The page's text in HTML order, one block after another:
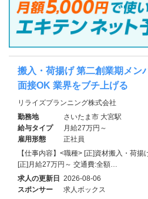
搬入・荷揚げ 第二創業期メン
面接OK 業界をブチ上げる
リライズプランニング株式会社
勤務地
さいたま市 大宮駅
給与タイプ
月給27万円～
雇用形態
正社員
【仕事内容】<職種> [正]資材搬入・荷
[正]月給27万円～ 交通費:全額…
求人の更新日 2026-08-06
スポンサー
求人ボックス